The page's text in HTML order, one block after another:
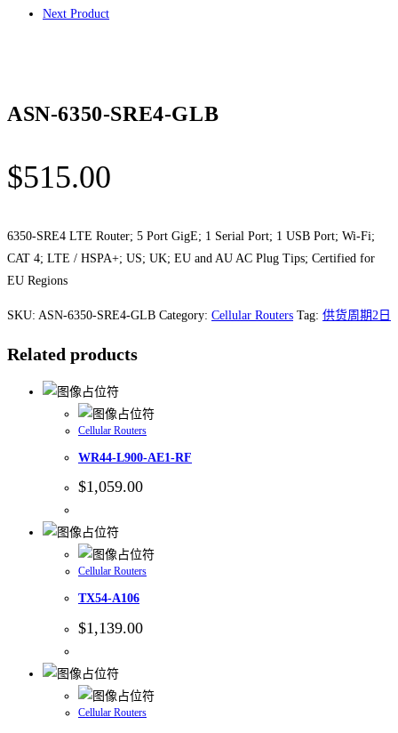
Next Product
ASN-6350-SRE4-GLB
$515.00
6350-SRE4 LTE Router; 5 Port GigE; 1 Serial Port; 1 USB Port; Wi-Fi;
CAT 4; LTE / HSPA+; US; UK; EU and AU AC Plug Tips; Certified for
EU Regions
SKU: ASN-6350-SRE4-GLB Category: Cellular Routers Tag: 供货周期2日
Related products
Cellular Routers
WR44-L900-AE1-RF
$1,059.00
Cellular Routers
TX54-A106
$1,139.00
Cellular Routers